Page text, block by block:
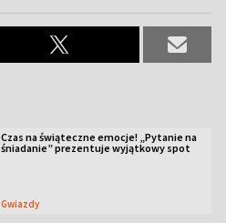
Czas na świąteczne emocje! „Pytanie na
śniadanie” prezentuje wyjątkowy spot
Gwiazdy